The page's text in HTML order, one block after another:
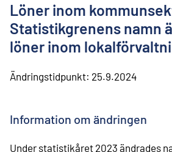
Löner inom
Statistikgrenens namn
löner inom
Ändringstidpunkt: 25.9.2024
Information om ändringen
Under statistikåret 2023 ändrades